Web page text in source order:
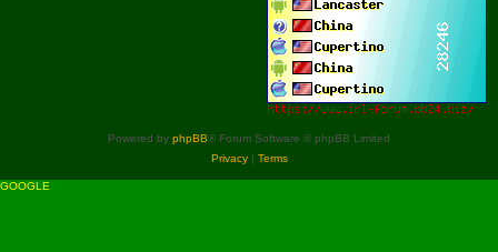
Powered by phpBB® Forum Software © phpBB Limited
Privacy| Terms
GOOGLE